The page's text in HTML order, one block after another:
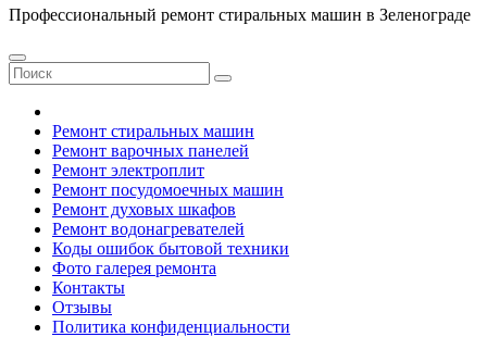
Профессиональный ремонт стиральных машин в Зеленограде
Ремонт стиральных машин
Ремонт варочных панелей
Ремонт электроплит
Ремонт посудомоечных машин
Ремонт духовых шкафов
Ремонт водонагревателей
Коды ошибок бытовой техники
Фото галерея ремонта
Контакты
Отзывы
Политика конфиденциальности